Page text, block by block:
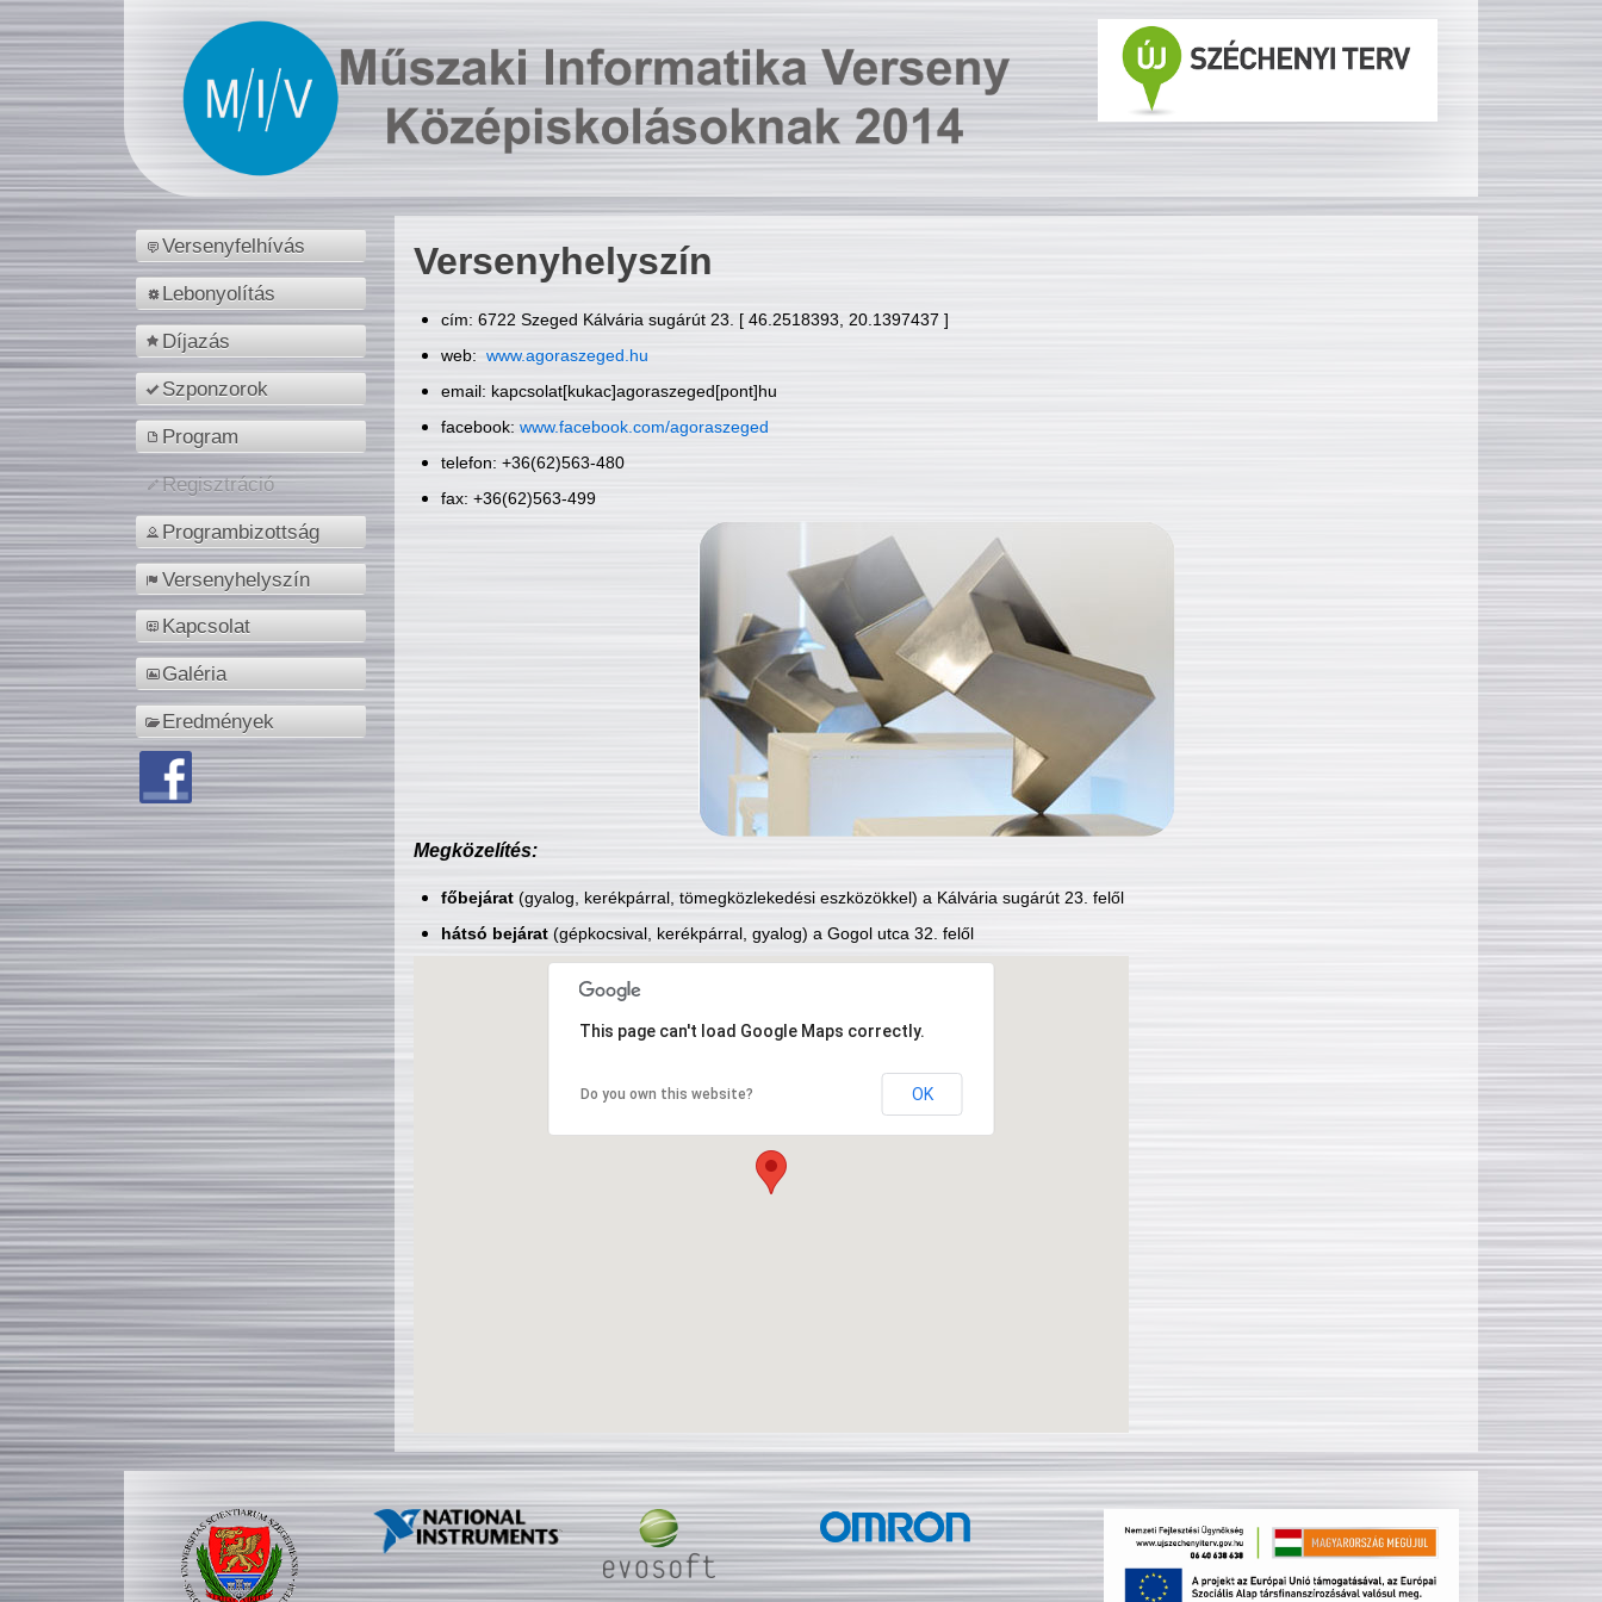
Versenyfelhívás
Lebonyolítás
Díjazás
Szponzorok
Program
Regisztráció
Programbizottság
Versenyhelyszín
Kapcsolat
Galéria
Eredmények
Versenyhelyszín
cím: 6722 Szeged Kálvária sugárút 23. [ 46.2518393, 20.1397437 ]
web: www.agoraszeged.hu
email: kapcsolat[kukac]agoraszeged[pont]hu
facebook: www.facebook.com/agoraszeged
telefon: +36(62)563-480
fax: +36(62)563-499
Megközelítés:
főbejárat(gyalog, kerékpárral, tömegközlekedési eszközökkel) a Kálvária sugárút 23. felől
hátsó bejárat(gépkocsival, kerékpárral, gyalog) a Gogol utca 32. felől
This page can't load Google Maps correctly.
Do you own this website? OK